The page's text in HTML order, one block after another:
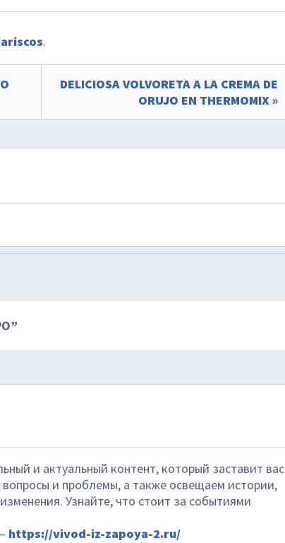
.
DELICIOSA VOLVORETA A LA CREMA DE
ORUJO EN THERMOMIX »
”
и актуальный контент, который заставит вас
и проблемы, а также освещаем истории,
Узнайте, что стоит за событиями
https://vivod-iz-zapoya-2.ru/